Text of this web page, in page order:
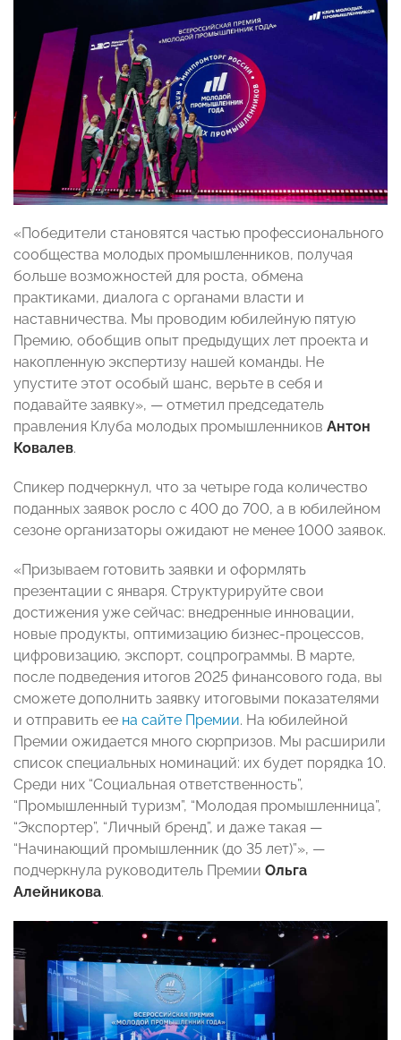
«Победители становятся частью профессионального
сообщества молодых промышленников, получая
больше возможностей для роста, обмена
практиками, диалога с органами власти и
наставничества. Мы проводим юбилейную пятую
Премию, обобщив опыт предыдущих лет проекта и
накопленную экспертизу нашей команды. Не
упустите этот особый шанс, верьте в себя и
подавайте заявку», — отметил председатель
правления Клуба молодых промышленников Антон
Ковалев.
Спикер подчеркнул, что за четыре года количество
поданных заявок росло с 400 до 700, а в юбилейном
сезоне организаторы ожидают не менее 1000 заявок.
«Призываем готовить заявки и оформлять
презентации с января. Структурируйте свои
достижения уже сейчас: внедренные инновации,
новые продукты, оптимизацию бизнес-процессов,
цифровизацию, экспорт, соцпрограммы. В марте,
после подведения итогов 2025 финансового года, вы
сможете дополнить заявку итоговыми показателями
и отправить ее на сайте Премии. На юбилейной
Премии ожидается много сюрпризов. Мы расширили
список специальных номинаций: их будет порядка 10.
Среди них “Социальная ответственность”,
“Промышленный туризм”, “Молодая промышленница”,
“Экспортер”, “Личный бренд”, и даже такая —
“Начинающий промышленник (до 35 лет)”», —
подчеркнула руководитель Премии Ольга
Алейникова.